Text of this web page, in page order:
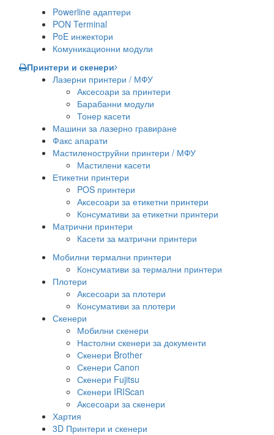
Powerline адаптери
PON Terminal
PoE инжектори
Комуникационни модули
Принтери и скенери
Лазерни принтери / МФУ
Аксесоари за принтери
Барабанни модули
Тонер касети
Машини за лазерно гравиране
Факс апарати
Мастиленоструйни принтери / МФУ
Мастилени касети
Етикетни принтери
POS принтери
Аксесоари за етикетни принтери
Консумативи за етикетни принтери
Матрични принтери
Касети за матрични принтери
Мобилни термални принтери
Консумативи за термални принтери
Плотери
Аксесоари за плотери
Консумативи за плотери
Скенери
Мобилни скенери
Настолни скенери за документи
Скенери Brother
Скенери Canon
Скенери Fujitsu
Скенери IRIScan
Аксесоари за скенери
Хартия
3D Принтери и скенери